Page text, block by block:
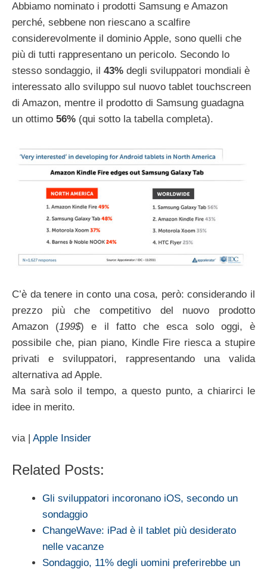
Abbiamo nominato i prodotti Samsung e Amazon
perché, sebbene non riescano a scalfire
considerevolmente il dominio Apple, sono quelli che
più di tutti rappresentano un pericolo. Secondo lo
stesso sondaggio, il 43% degli sviluppatori mondiali è
interessato allo sviluppo sul nuovo tablet touchscreen
di Amazon, mentre il prodotto di Samsung guadagna
un ottimo 56% (qui sotto la tabella completa).
C’è da tenere in conto una cosa, però: considerando il
prezzo più che competitivo del nuovo prodotto
Amazon (199$) e il fatto che esca solo oggi, è
possibile che, pian piano, Kindle Fire riesca a stupire
privati e sviluppatori, rappresentando una valida
alternativa ad Apple.
Ma sarà solo il tempo, a questo punto, a chiarirci le
idee in merito.
via | Apple Insider
Related Posts:
Gli sviluppatori incoronano iOS, secondo un
sondaggio
ChangeWave: iPad è il tablet più desiderato
nelle vacanze
Sondaggio, 11% degli uomini preferirebbe un